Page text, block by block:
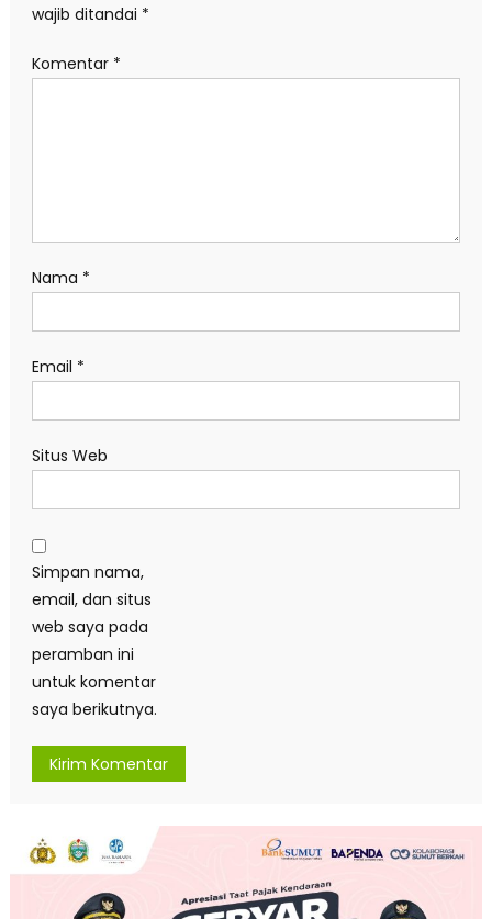
wajib ditandai *
Komentar *
Nama *
Email *
Situs Web
Simpan nama,
email, dan situs
web saya pada
peramban ini
untuk komentar
saya berikutnya.